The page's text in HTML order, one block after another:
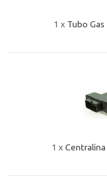
1 x Tubo
1 x Centralina